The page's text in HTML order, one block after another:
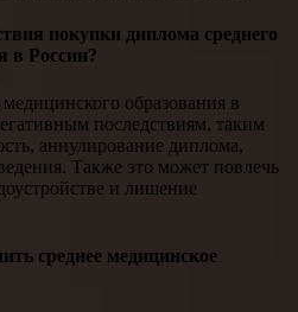
покупки диплома среднего
в России?
образования в
последствиям, таким
аннулирование диплома,
Также это может повлечь
и лишение
среднее медицинское